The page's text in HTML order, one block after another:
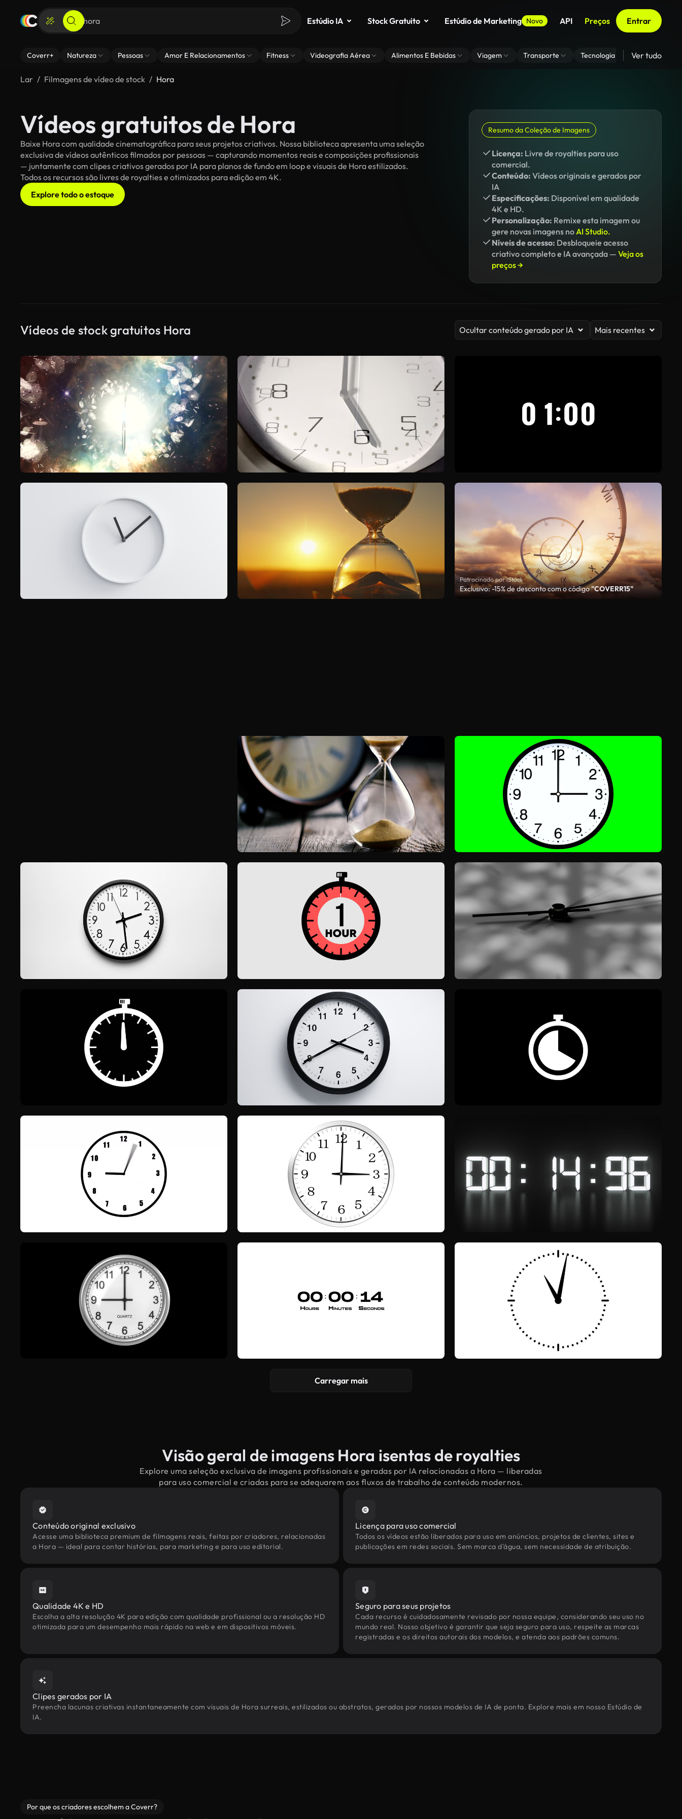
Estúdio IA Stock Gratuito Estúdio de Marketing Novo API Preços Entrar
Coverr+ Natureza Pessoas Amor E Relacionamentos Fitness Videografia Aérea Alimentos E Bebidas Viagem Transporte Tecnologia Zoom De
Ver tudo
Lar Filmagens de vídeo de stock Hora
Vídeos gratuitos de Hora
Baixe Hora com qualidade cinematográfica para seus projetos criativos. Nossa biblioteca apresenta uma seleção
exclusiva de vídeos autênticos filmados por pessoas — capturando momentos reais e composições profissionais
— juntamente com clipes criativos gerados por IA para planos de fundo em loop e visuais de Hora estilizados.
Todos os recursos são livres de royalties e otimizados para edição em 4K.
Explore todo o estoque
Resumo da Coleção de Imagens
Licença: Livre de royalties para uso
comercial.
Conteúdo: Vídeos originais e gerados por
IA
Especificações: Disponível em qualidade
4K e HD.
Personalização: Remixe esta imagem ou
gere novas imagens noAI Studio.
Níveis de acesso: Desbloqueie acesso
criativo completo e IA avançada — Veja os
preços →
Vídeos de stock gratuitos Hora Ocultar conteúdo gerado por IA Mais recentes
Patrocinado por iStock
Exclusivo: -15% de desconto com o código"COVERR15"
Carregar mais
Visão geral de imagens Hora isentas de royalties
Explore uma seleção exclusiva de imagens profissionais e geradas por IA relacionadas a Hora — liberadas
para uso comercial e criadas para se adequarem aos fluxos de trabalho de conteúdo modernos.
Conteúdo original exclusivo
Acesse uma biblioteca premium de filmagens reais, feitas por criadores, relacionadas
a Hora — ideal para contar histórias, para marketing e para uso editorial.
Licença para uso comercial
Todos os vídeos estão liberados para uso em anúncios, projetos de clientes, sites e
publicações em redes sociais. Sem marca d'água, sem necessidade de atribuição.
Qualidade 4K e HD
Escolha a alta resolução 4K para edição com qualidade profissional ou a resolução HD
otimizada para um desempenho mais rápido na web e em dispositivos móveis.
Seguro para seus projetos
Cada recurso é cuidadosamente revisado por nossa equipe, considerando seu uso no
mundo real. Nosso objetivo é garantir que seja seguro para uso, respeite as marcas
registradas e os direitos autorais dos modelos, e atenda aos padrões comuns.
Clipes gerados por IA
Preencha lacunas criativas instantaneamente com visuais de Hora surreais, estilizados ou abstratos, gerados por nossos modelos de IA de ponta. Explore mais em nosso Estúdio de
IA.
Por que os criadores escolhem a Coverr?